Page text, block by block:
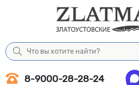
8-9000-28-28-24